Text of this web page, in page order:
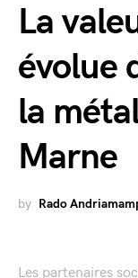
La
évolue
la
Marne
by Rado
Les partenaires